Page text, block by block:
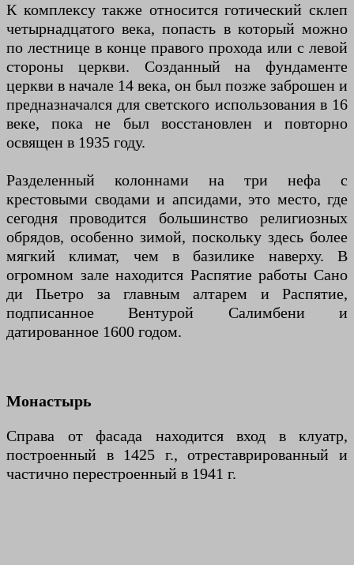
К комплексу также относится готический склеп
четырнадцатого века, попасть в который можно
по лестнице в конце правого прохода или с левой
стороны церкви. Созданный на фундаменте
церкви в начале 14 века, он был позже заброшен и
предназначался для светского использования в 16
веке, пока не был восстановлен и повторно
освящен в 1935 году.
Разделенный колоннами на три нефа с
крестовыми сводами и апсидами, это место, где
сегодня проводится большинство религиозных
обрядов, особенно зимой, поскольку здесь более
мягкий климат, чем в базилике наверху. В
огромном зале находится Распятие работы Сано
ди Пьетро за главным алтарем и Распятие,
подписанное Вентурой Салимбени и
датированное 1600 годом.
Монастырь
Справа от фасада находится вход в клуатр,
построенный в 1425 г., отреставрированный и
частично перестроенный в 1941 г.